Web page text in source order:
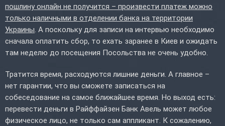
пошлину онлайн не получится – произвести платеж можно
только наличными в отделении банка на территории
Украины . А поскольку для записи на интервью необходимо
сначала оплатить сбор, то ехать заранее в Киев и ожидать
там неделю до посещения Посольства не очень удобно.
Тратится время, расходуются лишние деньги. А главное –
нет гарантии, что вы сможете записаться на
собеседование на самое ближайшее время. Но выход есть:
перевести деньги в Райффайзен Банк Авель может любое
физическое лицо, не только сам аппликант. К сожалению,